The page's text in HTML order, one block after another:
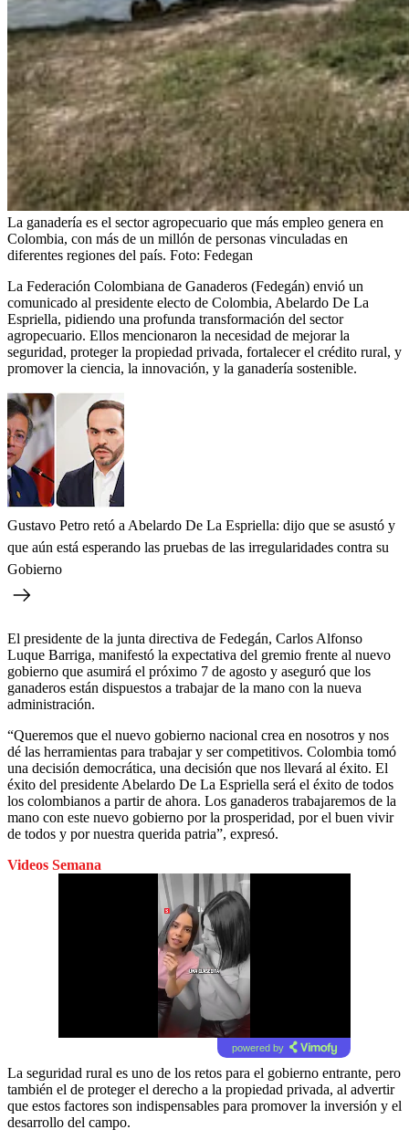
La ganadería es el sector agropecuario que más empleo genera en
Colombia, con más de un millón de personas vinculadas en
diferentes regiones del país. Foto: Fedegan
La Federación Colombiana de Ganaderos (Fedegán) envió un
comunicado al presidente electo de Colombia, Abelardo De La
Espriella, pidiendo una profunda transformación del sector
agropecuario. Ellos mencionaron la necesidad de mejorar la
seguridad, proteger la propiedad privada, fortalecer el crédito rural, y
promover la ciencia, la innovación, y la ganadería sostenible.
Gustavo Petro retó a Abelardo De La Espriella: dijo que se asustó y
que aún está esperando las pruebas de las irregularidades contra su
Gobierno
El presidente de la junta directiva de Fedegán, Carlos Alfonso
Luque Barriga, manifestó la expectativa del gremio frente al nuevo
gobierno que asumirá el próximo 7 de agosto y aseguró que los
ganaderos están dispuestos a trabajar de la mano con la nueva
administración.
“Queremos que el nuevo gobierno nacional crea en nosotros y nos
dé las herramientas para trabajar y ser competitivos. Colombia tomó
una decisión democrática, una decisión que nos llevará al éxito. El
éxito del presidente Abelardo De La Espriella será el éxito de todos
los colombianos a partir de ahora. Los ganaderos trabajaremos de la
mano con este nuevo gobierno por la prosperidad, por el buen vivir
de todos y por nuestra querida patria”, expresó.
Videos Semana
powered by
La seguridad rural es uno de los retos para el gobierno entrante, pero
también el de proteger el derecho a la propiedad privada, al advertir
que estos factores son indispensables para promover la inversión y el
desarrollo del campo.